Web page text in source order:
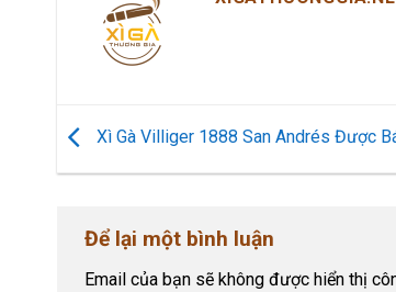
Xì Gà Villiger 1888 San Andrés Được
Để lại một bình luận
Email của bạn sẽ không được hiển thị